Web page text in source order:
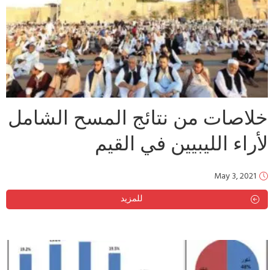
خلاصات من نتائج المسح الشامل
لأراء الليبيين في القيم
May 3, 2021
للمزيد